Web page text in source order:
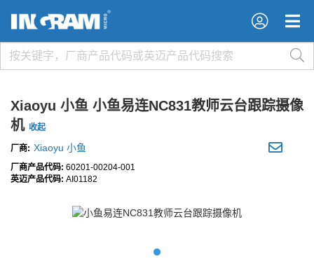
×
×
Xiaoyu 小鱼 小鱼易连NC831教师云台跟踪摄像
机 收起
厂商: Xiaoyu 小鱼
厂商产品代码: 60201-00204-001
英迈产品代码: AI01182